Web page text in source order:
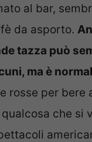
al bar,
da asporto.
tazza può
ma è
rosse per bere
che si